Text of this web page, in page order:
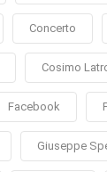
Concerto
Cosimo
Facebook
Giuseppe